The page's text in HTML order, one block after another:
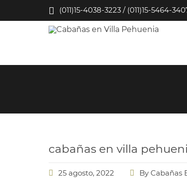
(011)15-4038-3223 / (011)15-5464-
cabañas en villa
25 agosto, 2022 By Cabañas